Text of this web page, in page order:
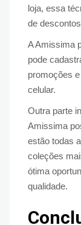
loja, essa
de
A Amissima
pode
promoções
celular.
Outra parte
Amissima
estão todas
coleções
ótima
qualidade.